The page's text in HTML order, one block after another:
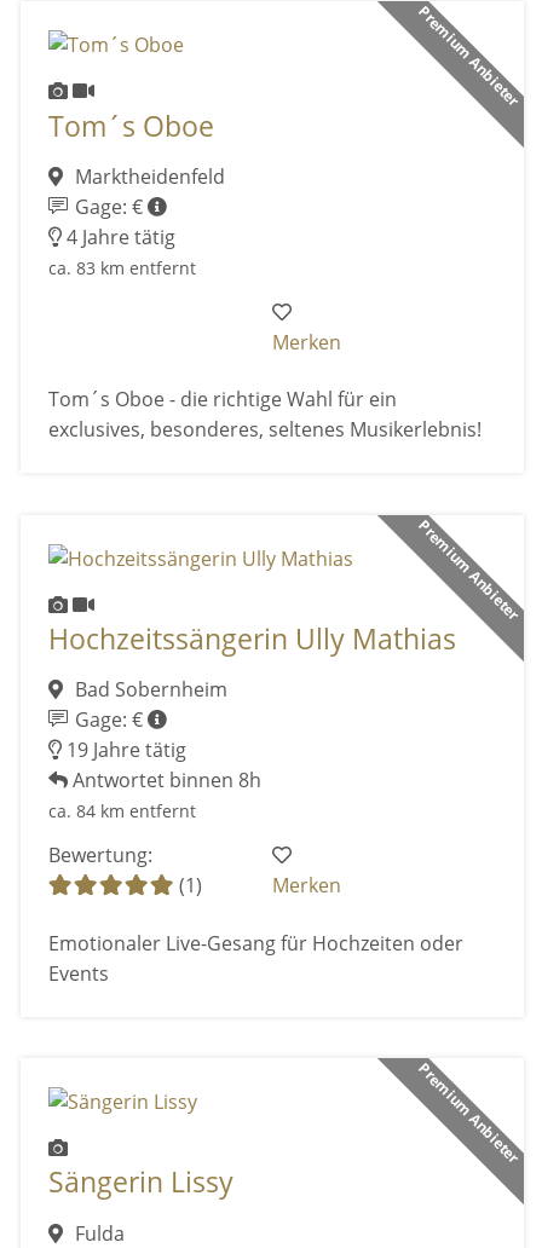
Premium Anbieter
Tom´s Oboe
Marktheidenfeld
Gage: €
4 Jahre tätig
ca. 83 km entfernt
Merken
Tom´s Oboe - die richtige Wahl für ein
exclusives, besonderes, seltenes Musikerlebnis!
Premium Anbieter
Hochzeitssängerin Ully Mathias
Bad Sobernheim
Gage: €
19 Jahre tätig
Antwortet binnen 8h
ca. 84 km entfernt
Bewertung:
(1)
Merken
Emotionaler Live-Gesang für Hochzeiten oder
Events
Premium Anbieter
Sängerin Lissy
Fulda